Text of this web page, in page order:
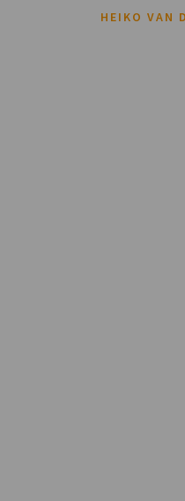
HEIKO VAN